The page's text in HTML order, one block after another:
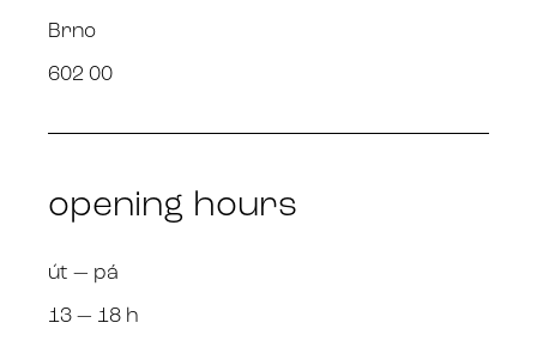
Brno
602 00
opening hours
út — pá
13 — 18 h